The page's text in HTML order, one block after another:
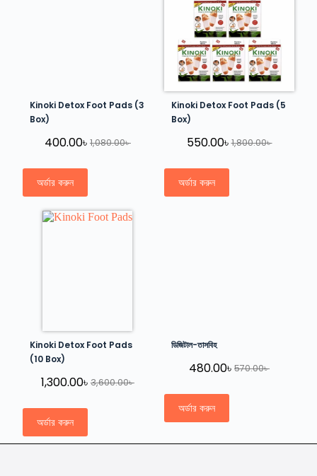
Kinoki Detox Foot Pads (3
Box)
1,080.00৳
400.00৳
অর্ডার করুন
Kinoki Detox Foot Pads (5
Box)
1,800.00৳
550.00৳
অর্ডার করুন
Kinoki Detox Foot Pads
(10 Box)
3,600.00৳
1,300.00৳
অর্ডার করুন
ডিজিটাল-তাসবিহ
570.00৳
480.00৳
অর্ডার করুন